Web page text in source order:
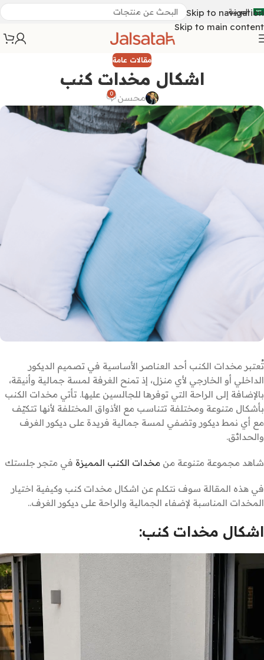
Skip to navigation
Skip to main content
العربية
مقالات عامة
اشكال مخدات كنب
محسن 0
تُعتبر مخدات الكنب أحد العناصر الأساسية في تصميم الديكور
الداخلي أو الخارجي لأي منزل، إذ تمنح الغرفة لمسة جمالية وأنيقة،
بالإضافة إلى الراحة التي توفرها للجالسين عليها. تأتي مخدات الكنب
بأشكال متنوعة ومختلفة تتناسب مع الأذواق المختلفة لأنها تتكيّف
مع أي نمط ديكور وتضفي لمسة جمالية فريدة على ديكور الغرف
والحدائق.
شاهد مجموعة متنوعة من مخدات الكنب المميزة في متجر جلستك
في هذه المقالة سوف نتكلم عن اشكال مخدات كنب وكيفية اختيار
المخدات المناسبة لإضفاء الجمالية والراحة على ديكور الغرف..
اشكال مخدات كنب: